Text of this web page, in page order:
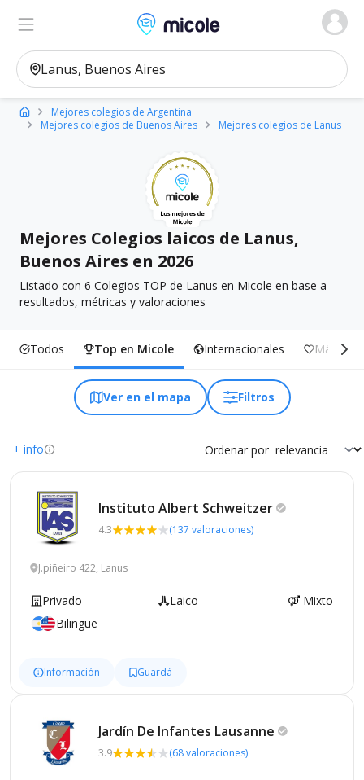
Micole, buscador de colegios
Ver en el mapa
Mejores colegios de Argentina
Mejores colegios de Buenos Aires
Mejores colegios de Lanus
Mejores Colegios laicos de Lanus,
Buenos Aires en 2026
Listado con 6 Colegios TOP de Lanus en Micole en base a
resultados, métricas y valoraciones
Todos Top en Micole Internacionales Más
Ver en el mapa Filtros
+ info Ordenar por
Instituto Albert Schweitzer
4.3 (137 valoraciones)
J.piñeiro 422, Lanus
Privado Laico
Mixto
Bilingüe
Información Guardá
Jardín De Infantes Lausanne
3.9 (68 valoraciones)